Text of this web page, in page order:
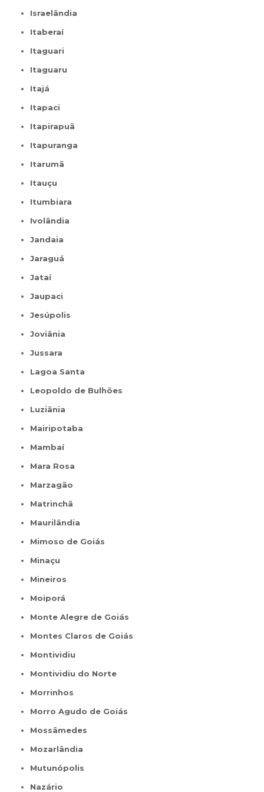
Israelândia
Itaberaí
Itaguari
Itaguaru
Itajá
Itapaci
Itapirapuã
Itapuranga
Itarumã
Itauçu
Itumbiara
Ivolândia
Jandaia
Jaraguá
Jataí
Jaupaci
Jesúpolis
Joviânia
Jussara
Lagoa Santa
Leopoldo de Bulhões
Luziânia
Mairipotaba
Mambaí
Mara Rosa
Marzagão
Matrinchã
Maurilândia
Mimoso de Goiás
Minaçu
Mineiros
Moiporá
Monte Alegre de Goiás
Montes Claros de Goiás
Montividiu
Montividiu do Norte
Morrinhos
Morro Agudo de Goiás
Mossâmedes
Mozarlândia
Mutunópolis
Nazário